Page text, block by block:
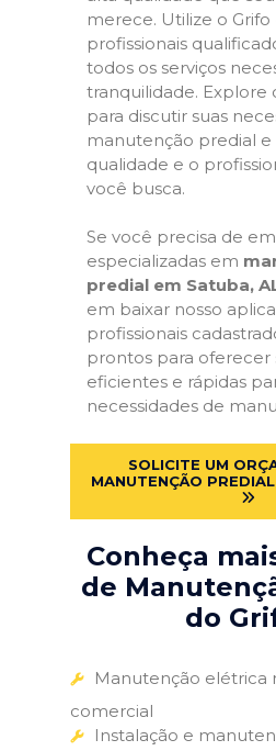
merece. Utilize o
profissionais
todos os serviços
tranquilidade. Explore
para discutir suas
manutenção predial e
qualidade e o
você busca.
Se você precisa de
especializadas em
predial em Satuba,
em baixar nosso
profissionais
prontos para oferecer
eficientes e rápidas
necessidades de
SOLICITE UM
MANUTENÇÃO
Conheça
de
do
Manutenção elétrica
comercial
Instalação e